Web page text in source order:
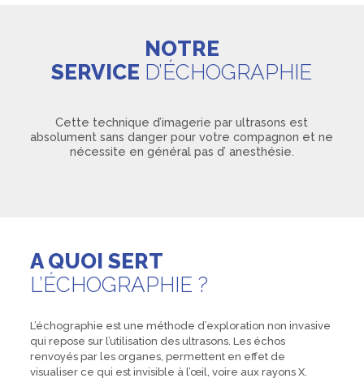
NOTRE
SERVICE D’ÉCHOGRAPHIE
Cette technique d’imagerie par ultrasons est
absolument sans danger pour votre compagnon et ne
nécessite en général pas d’ anesthésie.
A QUOI SERT
L’ÉCHOGRAPHIE ?
L’échographie est une méthode d’exploration non invasive
qui repose sur l’utilisation des ultrasons. Les échos
renvoyés par les organes, permettent en effet de
visualiser ce qui est invisible à l’œil, voire aux rayons X.